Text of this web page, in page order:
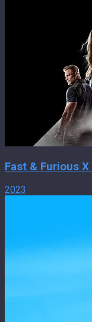
Fast & Furious
2023